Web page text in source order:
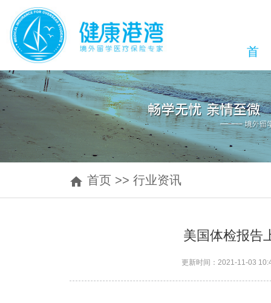
首
首页 >> 行业资讯
美国体检报告
更新时间：2021-11-03